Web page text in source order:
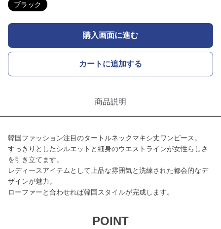
ブラック
購入画面に進む
カートに追加する
商品説明
韓国ファッション注目のタートルネックマキシ丈ワンピース。
すっきりとしたシルエットと細身のウエストラインが女性らしさ
を引き立てます。
レディースアイテムとして上品な雰囲気と洗練された都会的なデ
ザインが魅力。
ローファーと合わせれば韓国スタイルが完成します。
POINT